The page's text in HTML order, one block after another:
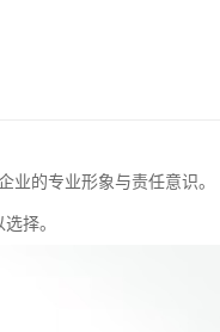
的专业形象与责任意识。
择。